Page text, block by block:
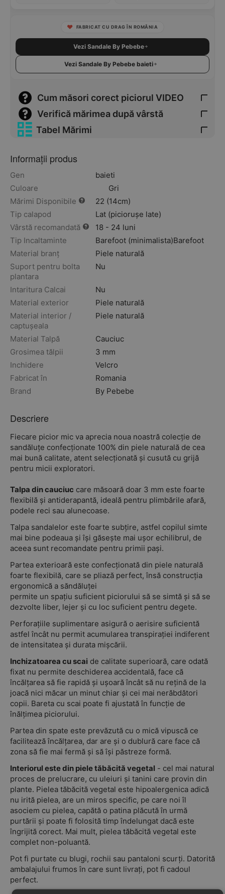
FABRICAT CU DRAG ÎN ROMÂNIA
Vezi Sandale By Pebebe
Vezi Sandale By Pebebe baieti
Cum măsori corect piciorul VIDEO
Verifică mărimea după vârstă
Tabel Mărimi
Informații produs
Gen
baieti
Culoare
Gri
Mărimi Disponibile
22 (14cm)
Tip calapod
Lat (piciorușe late)
Vârstă recomandată
18 - 24 luni
Tip Incaltaminte
Barefoot (minimalista)Barefoot
Material branț
Piele naturală
Suport pentru bolta
plantara
Nu
Intaritura Calcai
Nu
Material exterior
Piele naturală
Material interior /
captușeala
Piele naturală
Material Talpă
Cauciuc
Grosimea tălpii
3 mm
Inchidere
Velcro
Fabricat în
Romania
Brand
By Pebebe
Descriere
Fiecare picior mic va aprecia noua noastră colecție de
sandăluțe confecționate 100% din piele naturală de cea
mai bună calitate, atent selecționată și cusută cu grijă
pentru micii exploratori.
Talpa din cauciuc care măsoară doar 3 mm este foarte
flexibilă și antiderapantă, ideală pentru plimbările afară,
podele reci sau alunecoase.
Talpa sandalelor este foarte subțire, astfel copilul simte
mai bine podeaua și își găsește mai ușor echilibrul, de
aceea sunt recomandate pentru primii pași.
Partea exterioară este confecționată din piele naturală
foarte flexibilă, care se pliază perfect, însă construcția
ergonomică a săndăluței
permite un spațiu suficient piciorului să se simtă și să se
dezvolte liber, lejer și cu loc suficient pentru degete.
Perforațiile suplimentare asigură o aerisire suficientă
astfel încât nu permit acumularea transpirației indiferent
de intensitatea și durata mișcării.
Inchizatoarea cu scai de calitate superioară, care odată
fixat nu permite deschiderea accidentală, face că
încălțarea să fie rapidă și ușoară încât să nu rețină de la
joacă nici măcar un minut chiar și cei mai nerăbdători
copii. Bareta cu scai poate fi ajustată în funcție de
înălțimea piciorului.
Partea din spate este prevăzută cu o mică vipuscă ce
facilitează încălțarea, dar are și o dublură care face că
zona să fie mai fermă și să își păstreze formă.
Interiorul este din piele tăbăcită vegetal - cel mai natural
proces de prelucrare, cu uleiuri și tanini care provin din
plante. Pielea tăbăcită vegetal este hipoalergenica adică
nu irită pielea, are un miros specific, pe care noi îl
asociem cu pielea, capătă o patina plăcută în urmă
purtării și poate fi folosită timp îndelungat dacă este
îngrijită corect. Mai mult, pielea tăbăcită vegetal este
complet non-poluantă.
Pot fi purtate cu blugi, rochii sau pantaloni scurți. Datorită
ambalajului frumos în care sunt livrați, pot fi cadoul
perfect.